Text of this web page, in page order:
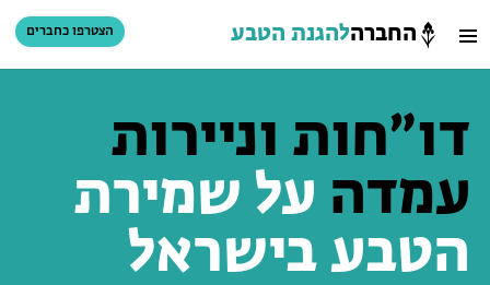
החברהלהגנת הטבע הצטרפו כחברים
חיפוש
סל קניות
הזמינו פעילויות וטיולים מודרכים
דו״חות וניירות
עמדה על שמירת
הטבע בישראל